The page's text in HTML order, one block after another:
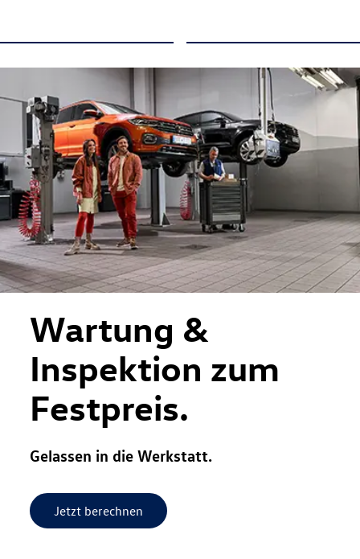
Wartung &
Inspektion zum
Festpreis.
Gelassen in die Werkstatt.
Jetzt berechnen